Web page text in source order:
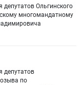
Ольгинского
многомандатному
депутатов
по